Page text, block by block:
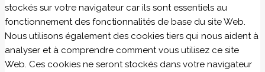
stockés sur votre navigateur car ils sont essentiels au
fonctionnement des fonctionnalités de base du site Web.
Nous utilisons également des cookies tiers qui nous aident à
analyser et à comprendre comment vous utilisez ce site
Web. Ces cookies ne seront stockés dans votre navigateur